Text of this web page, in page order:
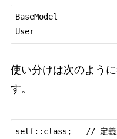
BaseModel
User
使い分けは次のよう
す。
self::class;   // 定義元